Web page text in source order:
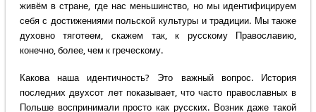
живём в стране, где нас меньшинство, но мы идентифицируем
себя с достижениями польской культуры и традиции. Мы также
духовно тяготеем, скажем так, к русскому Православию,
конечно, более, чем к греческому.
Какова наша идентичность? Это важный вопрос. История
последних двухсот лет показывает, что часто православных в
Польше воспринимали просто как русских. Возник даже такой